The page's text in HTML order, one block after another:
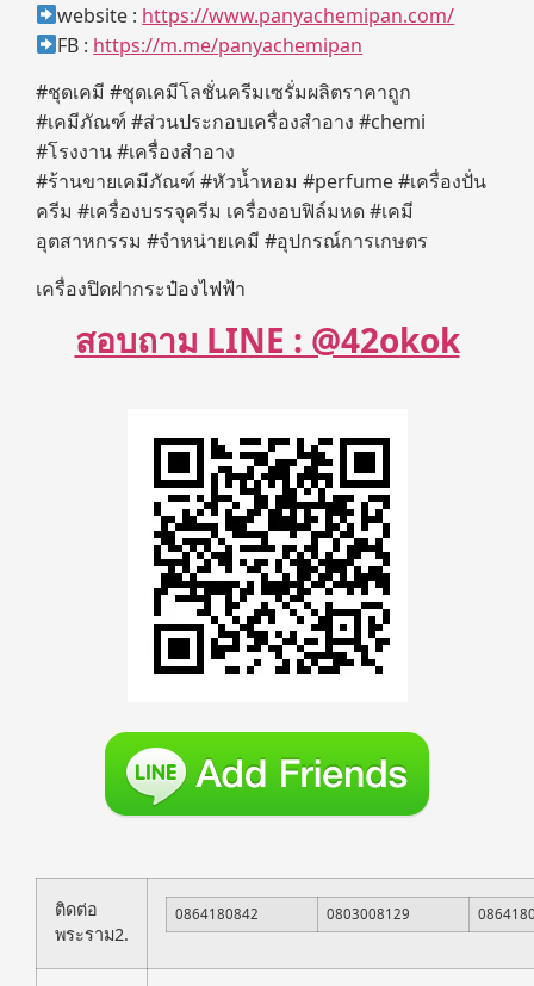
website : https://www.panyachemipan.com/
FB : https://m.me/panyachemipan
#ชุดเคมี #ชุดเคมีโลชั่นครีมเซรั่มผลิตราคาถูก
#เคมีภัณฑ์ #ส่วนประกอบเครื่องสำอาง #chemi
#โรงงาน #เครื่องสำอาง
#ร้านขายเคมีภัณฑ์ #หัวน้ำหอม #perfume #เครื่องปั่น
ครีม #เครื่องบรรจุครีม เครื่องอบฟิล์มหด #เคมี
อุตสาหกรรม #จำหน่ายเคมี #อุปกรณ์การเกษตร
เครื่องปิดฝากระป๋องไฟฟ้า
สอบถาม LINE : @42okok
ติดต่อ
พระราม2.
0864180842 0803008129